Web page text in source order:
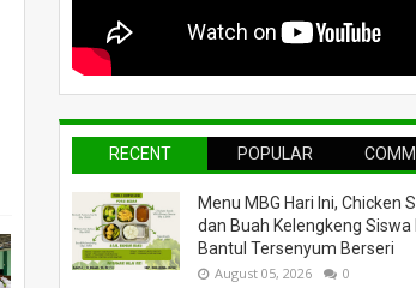
RECENT POPULAR
Menu MBG Hari Ini, Chicken
dan Buah Kelengkeng Siswa
Bantul Tersenyum Berseri
August 05, 2026 0